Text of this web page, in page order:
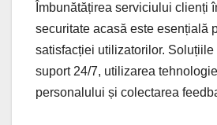
Îmbunătățirea serviciului clienți
securitate acasă este esențială
satisfacției utilizatorilor. Soluțiile
suport 24/7, utilizarea
personalului și colectarea